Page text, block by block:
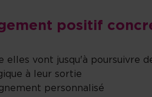
positif
vont jusqu'à poursuivre
à leur sortie
personnalisé